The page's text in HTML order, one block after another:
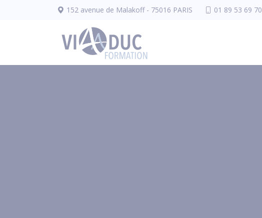
152 avenue de Malakoff - 75016 PARIS 01 89 53 69 70
Panneau de gestion des cookies